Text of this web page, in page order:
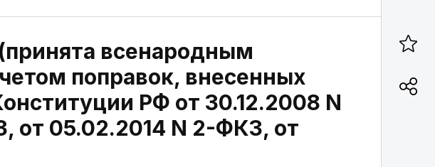
всенародным
поправок, внесенных
РФ от 30.12.2008 N
от 05.02.2014 N 2-ФКЗ, от